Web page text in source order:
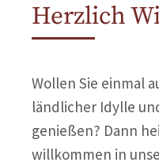
Herzlich
Wollen Sie einmal
ländlicher Idylle
genießen? Dann
willkommen in